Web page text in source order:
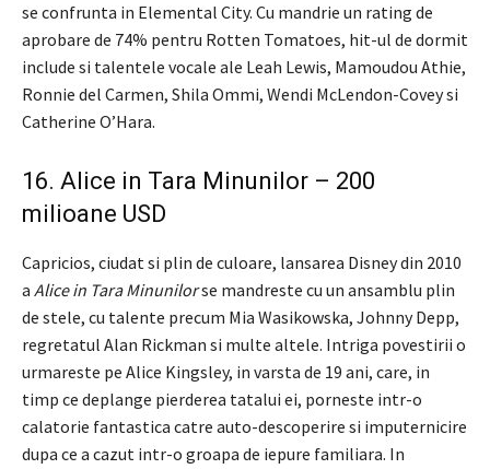
se confrunta in Elemental City. Cu mandrie un rating de
aprobare de 74% pentru Rotten Tomatoes, hit-ul de dormit
include si talentele vocale ale Leah Lewis, Mamoudou Athie,
Ronnie del Carmen, Shila Ommi, Wendi McLendon-Covey si
Catherine O’Hara.
16. Alice in Tara Minunilor – 200
milioane USD
Capricios, ciudat si plin de culoare, lansarea Disney din 2010
a Alice in Tara Minunilorse mandreste cu un ansamblu plin
de stele, cu talente precum Mia Wasikowska, Johnny Depp,
regretatul Alan Rickman si multe altele. Intriga povestirii o
urmareste pe Alice Kingsley, in varsta de 19 ani, care, in
timp ce deplange pierderea tatalui ei, porneste intr-o
calatorie fantastica catre auto-descoperire si imputernicire
dupa ce a cazut intr-o groapa de iepure familiara. In